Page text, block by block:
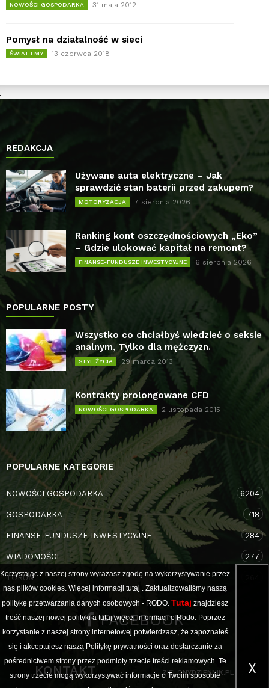
NOWOŚCI GOSPODARKA 31 maja 2012
Pomysł na działalność w sieci
ŚWIAT I MY 13 czerwca 2018
REDAKCJA
Używane auta elektryczne – Jak
sprawdzić stan baterii przed zakupem?
MOTORYZACJA 7 sierpnia 2026
Ranking kont oszczędnościowych „Eko”
– Gdzie ulokować kapitał na remont?
FINANSE-FUNDUSZE INWESTYCYJNE 6 sierpnia 2026
POPULARNE POSTY
Wszystko co chciałbyś wiedzieć o seksie
analnym, Tylko dla mężczyzn.
STYL ŻYCIA 29 marca 2013
Kontrakty prolongowane CFD
NOWOŚCI GOSPODARKA 2 listopada 2015
POPULARNE KATEGORIE
NOWOŚCI GOSPODARKA 6204
GOSPODARKA 718
FINANSE-FUNDUSZE INWESTYCYJNE 284
WIADOMOŚCI 277
TORUŃ
FACEBOOK
KONTAKT ZIELONYDZIENNIK.PL
Korzystając z naszej strony wyrażasz zgodę na wykorzystywanie przez
nas plików cookies. Więcej informacji tutaj . Zaktualizowaliśmy naszą
politykę przetwarzania danych osobowych - RODO. Tutaj znajdziesz
treść naszej nowej polityki a tutajwięcej informacji o Rodo. Poprzez
korzystanie z naszej strony internetowej potwierdzasz, że zapoznałeś
się i akceptujesz naszą Politykę prywatności oraz dostarczanie za
pośrednictwem strony przez podmioty trzecie treści reklamowych. Te
strony trzecie mogą wykorzystywać informacje o Twoim sposobie
X